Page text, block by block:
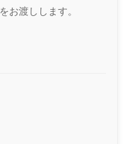
お渡しします。